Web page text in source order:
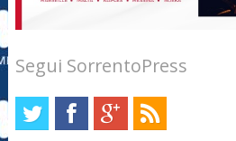
Segui SorrentoPress